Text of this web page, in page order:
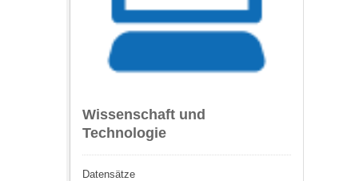
Wissenschaft und
Technologie
Datensätze